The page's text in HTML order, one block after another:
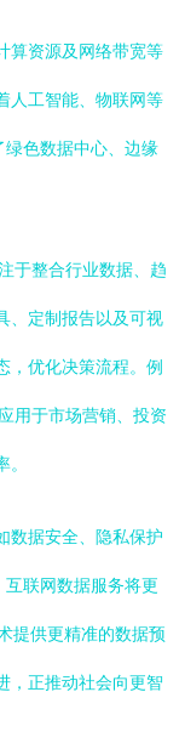
算资源及网络带宽等
人工智能、物联网等
色数据中心、边缘
于整合行业数据、趋
、定制报告以及可视
，优化决策流程。例
用于市场营销、投资
数据安全、隐私保护
联网数据服务将更
提供更精准的数据预
，正推动社会向更智